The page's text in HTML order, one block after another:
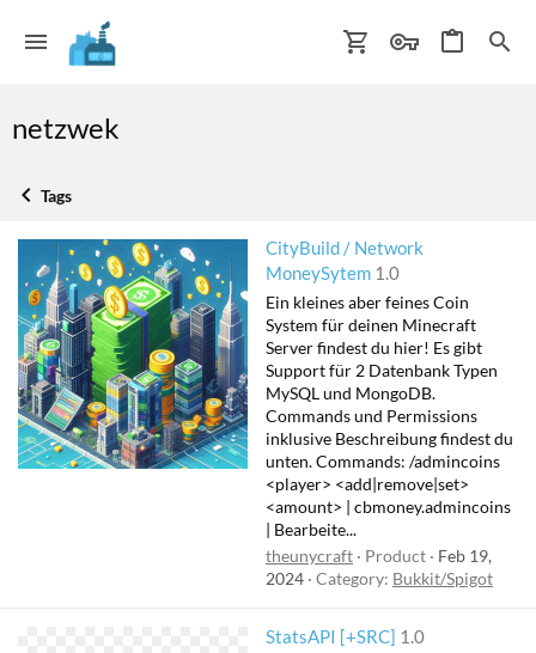
netzwek
Tags
CityBuild / Network
MoneySytem 1.0
Ein kleines aber feines Coin
System für deinen Minecraft
Server findest du hier! Es gibt
Support für 2 Datenbank Typen
MySQL und MongoDB.
Commands und Permissions
inklusive Beschreibung findest du
unten. Commands: /admincoins
<player> <add|remove|set>
<amount> | cbmoney.admincoins
| Bearbeite...
theunycraft
Product
Feb 19,
2024 Category: Bukkit/Spigot
StatsAPI [+SRC] 1.0